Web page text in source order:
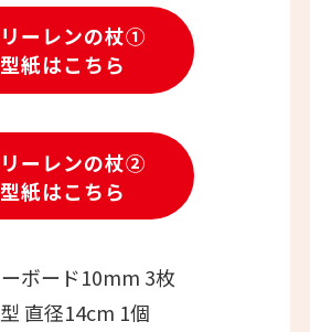
ーレンの杖①
型紙はこちら
ーレンの杖②
型紙はこちら
ボード10mm 3枚
直径14cm 1個